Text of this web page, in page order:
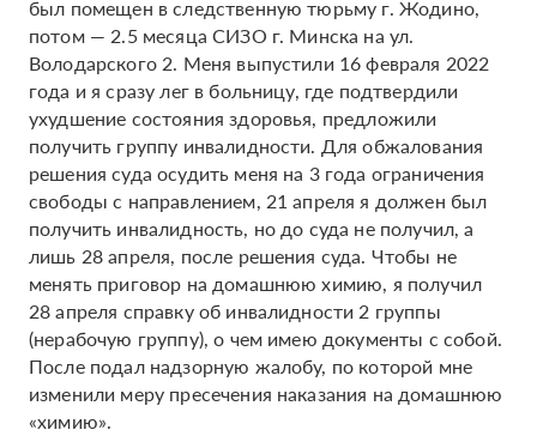
был помещен в следственную тюрьму г. Жодино,
потом — 2.5 месяца СИЗО г. Минска на ул.
Володарского 2. Меня выпустили 16 февраля 2022
года и я сразу лег в больницу, где подтвердили
ухудшение состояния здоровья, предложили
получить группу инвалидности. Для обжалования
решения суда осудить меня на 3 года ограничения
свободы с направлением, 21 апреля я должен был
получить инвалидность, но до суда не получил, а
лишь 28 апреля, после решения суда. Чтобы не
менять приговор на домашнюю химию, я получил
28 апреля справку об инвалидности 2 группы
(нерабочую группу), о чем имею документы с собой.
После подал надзорную жалобу, по которой мне
изменили меру пресечения наказания на домашнюю
«химию».